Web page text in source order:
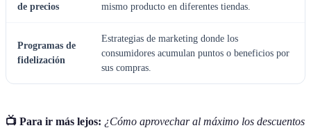
de precios
mismo producto en diferentes tiendas.
Programas de
fidelización
Estrategias de marketing donde los
consumidores acumulan puntos o beneficios por
sus compras.
📺 Para ir más lejos: ¿Cómo aprovechar al máximo los descuentos